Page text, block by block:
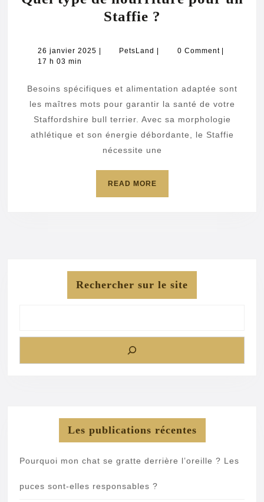
Staffie ?
pour
un
Staffie
?
26 janvier 2025 26
| PetsLand PetsLand
| 0 Comment |
17 h 03 min
Besoins spécifiques et alimentation adaptée sont
les maîtres mots pour garantir la santé de votre
Staffordshire bull terrier. Avec sa morphologie
athlétique et son énergie débordante, le Staffie
nécessite une
READ MOREREAD
Rechercher sur le site
Les publications récentes
Pourquoi mon chat se gratte derrière l’oreille ? Les
puces sont-elles responsables ?